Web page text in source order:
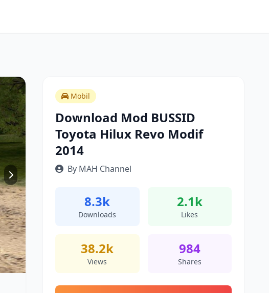
Mobil
Download Mod BUSSID
Toyota Hilux Revo Modif
2014
By MAH Channel
8.3k
Downloads
2.1k
Likes
38.2k
Views
984
Shares